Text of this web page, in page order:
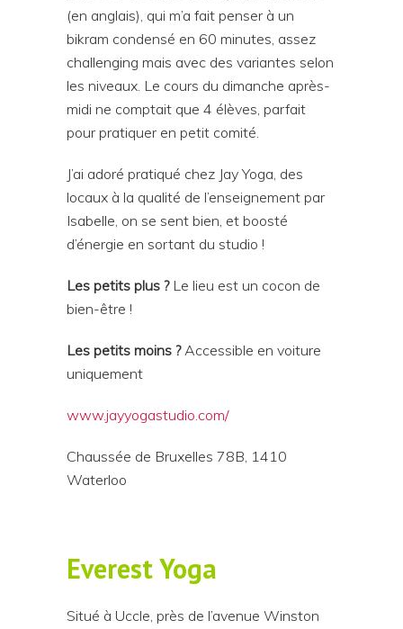
(en anglais), qui m’a fait penser à un
bikram condensé en 60 minutes, assez
challenging mais avec des variantes selon
les niveaux. Le cours du dimanche après-
midi ne comptait que 4 élèves, parfait
pour pratiquer en petit comité.
J’ai adoré pratiqué chez Jay Yoga, des
locaux à la qualité de l’enseignement par
Isabelle, on se sent bien, et boosté
d’énergie en sortant du studio !
Les petits plus ?Le lieu est un cocon de
bien-être !
Les petits moins ?Accessible en voiture
uniquement
www.jayyogastudio.com/
Chaussée de Bruxelles 78B, 1410
Waterloo
Everest Yoga
Situé à Uccle, près de l’avenue Winston